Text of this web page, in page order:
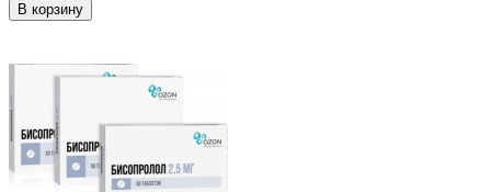
В корзину